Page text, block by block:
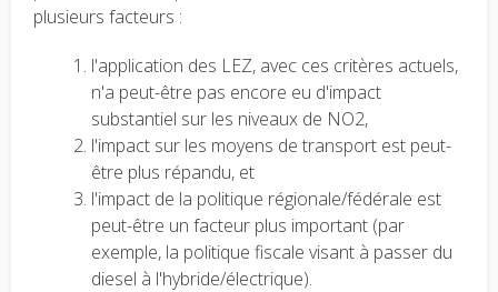
plusieurs facteurs :
l'application des LEZ, avec ces critères actuels,
n'a peut-être pas encore eu d'impact
substantiel sur les niveaux de NO2,
l'impact sur les moyens de transport est peut-
être plus répandu, et
l'impact de la politique régionale/fédérale est
peut-être un facteur plus important (par
exemple, la politique fiscale visant à passer du
diesel à l'hybride/électrique).